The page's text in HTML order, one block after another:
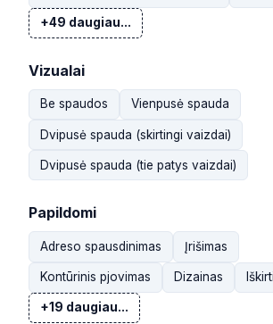
+49 daugiau...
Vizualai
Be spaudos Vienpusė spauda
Dvipusė spauda (skirtingi vaizdai)
Dvipusė spauda (tie patys vaizdai)
Papildomi
Adreso spausdinimas Įrišimas
Kontūrinis pjovimas Dizainas
+19 daugiau...